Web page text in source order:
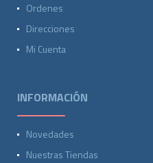
Ordenes
Direcciones
Mi Cuenta
INFORMACIÓN
Novedades
Nuestras Tiendas